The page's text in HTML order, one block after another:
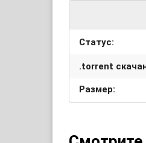
Статус:
.torrent
Размер: